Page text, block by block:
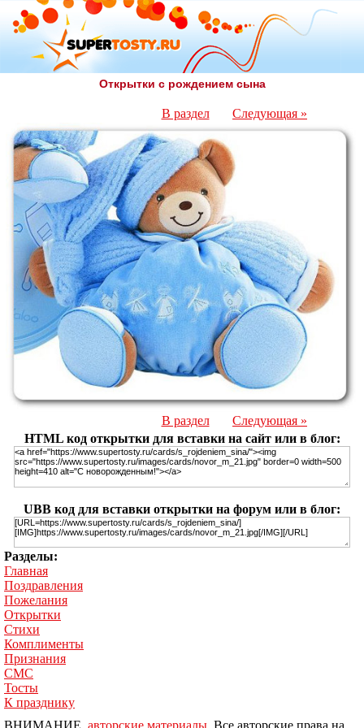
Открытки с рождением сына
В раздел Следующая »
В раздел
Следующая »
HTML код открытки для вставки на сайт или в блог:
UBB код для вставки открытки на форум или в блог:
Разделы:
Главная
Поздравления
Пожелания
Открытки
Стихи
Комплименты
Признания
СМС
Тосты
К празднику
ВНИМАНИЕ, авторские материалы . Все авторские права на